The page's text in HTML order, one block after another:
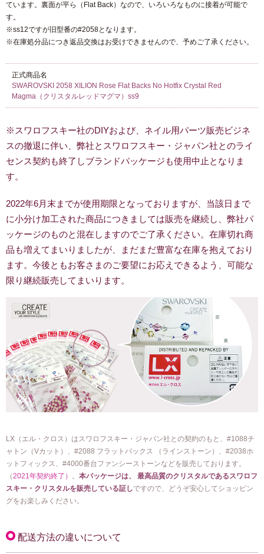
ています。裏面が平ら（Flat Back）なので、いろいろなものに接着が可能で
す。
※ss12ですが旧型番の#2058となります。
※在庫処分品につき返品交換はお受けできませんので、予めご了承ください。
正式商品名
SWAROVSKI 2058 XILION Rose Flat Backs No Hotfix Crystal Red
Magma（クリスタルレッドマグマ）ss9
※スワロフスキー社のDIYおよび、ネイル用パーツ販売ビジネ
スの撤退に伴い、弊社とスワロフスキー・ジャパン社とのライ
センス契約も終了しブランドパッケージも使用中止となりま
す。
2022年6月末までが使用期限となっておりますが、当該日まで
に小分け加工された商品につきましては販売を継続し、弊社パ
ッケージのものと混在しますのでご了承ください。在庫切れ商
品も増えてまいりましたが、まだまだ豊富な在庫を抱えており
ます。今後ともお客さまのご要望にお応えできるよう、可能な
限り継続販売してまいります。
LX（エル・クロス）はスワロフスキー・ジャパン社との契約のもと、#1088チ
ャトン（Vカット）、#2088 フラットバックス （ラインストーン）、#2038ホ
ットフィックス、#4000番台ファンシーストーンなどを販売しております。
（2021年契約終了） 。 本パッケージは、 最高品質のクリスタルであるスワロフ
スキー・クリスタルを販売している証しですので、どうぞ安心してショッピン
グをお楽しみください。
配送方法の違いについて